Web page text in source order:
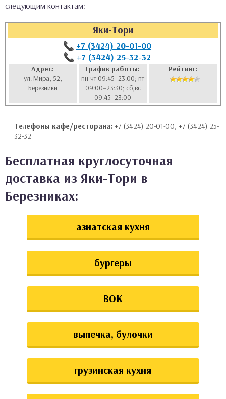
следующим контактам:
Яки-Тори
+7 (3424) 20-01-00
+7 (3424) 25-32-32
Адрес:
ул. Мира, 52,
Березники
График работы:
пн-чт 09:45–23:00; пт
09:00–23:30; сб,вс
09:45–23:00
Рейтинг:
Телефоны кафе/ресторана: +7 (3424) 20-01-00, +7 (3424) 25-
32-32
Бесплатная круглосуточная
доставка из Яки-Тори в
Березниках:
азиатская кухня
бургеры
ВОК
выпечка, булочки
грузинская кухня